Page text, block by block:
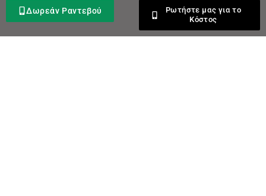
Δωρεάν Ραντεβού
Ρωτήστε μας για το
Κόστος